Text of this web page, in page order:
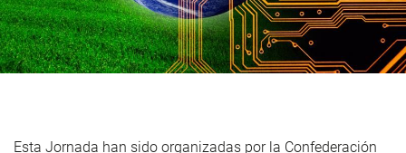
Esta Jornada han sido organizadas por la Confederación